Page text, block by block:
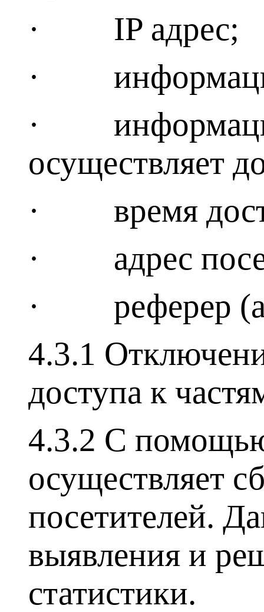
· IP адрес;
·
· информация
осуществляет
· время
· адрес
· реферер
4.3.1
доступа к
4.3.2 С
осуществляет
посетителей.
выявления и
статистики.